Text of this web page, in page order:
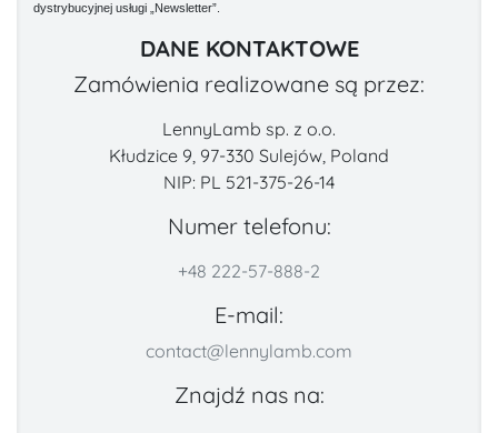
dystrybucyjnej usługi „Newsletter”.
DANE KONTAKTOWE
Zamówienia realizowane są przez:
LennyLamb sp. z o.o.
Kłudzice 9, 97-330 Sulejów, Poland
NIP: PL 521-375-26-14
Numer telefonu:
+48 222-57-888-2
E-mail:
contact@lennylamb.com
Znajdź nas na: